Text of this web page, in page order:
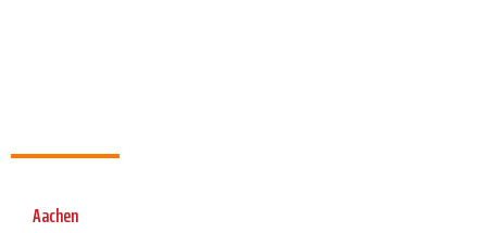
Aachen